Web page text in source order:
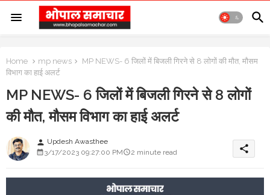
Home mp news
MP NEWS- 6 जिलों में बिजली गिरने से 8 लोगों की मौत, मौसम
विभाग का हाई अलर्ट
MP NEWS- 6 जिलों में बिजली गिरने से 8 लोगों
की मौत, मौसम विभाग का हाई अलर्ट
person Updesh Awasthee
3/17/2023 09:27:00 PM
2 minute read share